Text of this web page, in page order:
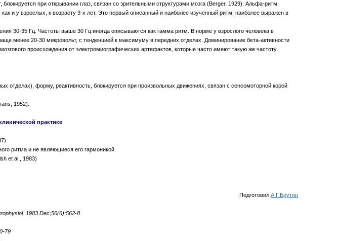
при открывании глаз, связан со зрительными структурами мозга (Berger, 1929). Альфа-ритм
и у взрослых, к возрасту 3-х лет. Это первый описанный и наиболее изученный ритм, наиболее выражен в
30-35 Гц. Частоты выше 30 Гц иногда описываются как гамма ритм. В норме у взрослого человека в
менее 20-30 микровольт, с тенденцией к максимуму в передних отделах. Доминирование бета-активности
происхождения от электромиографических артефактов, которые часто имеют такую же частоту.
форму, реактивность, блокируется при произвольных движениях, связан с сенсомоторной корой
1952).
практике
ритма и не являющиеся его гармоникой.
et al., 1983)
Подготовил А.Г.Брутян
1983 Dec;56(6):562-8
79